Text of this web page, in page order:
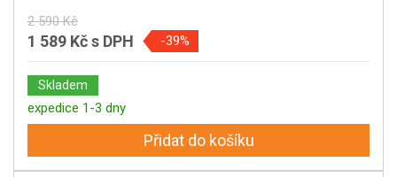
2 590 Kč
1 589 Kčs DPH -39%
Skladem
expedice 1-3 dny
Přidat do košíku